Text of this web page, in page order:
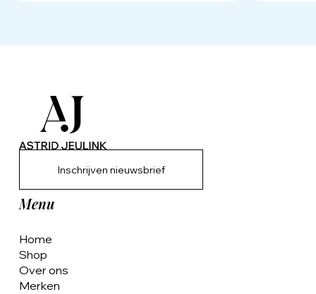
Inschrijven nieuwsbrief
Menu
Home
Shop
Over ons
Merken